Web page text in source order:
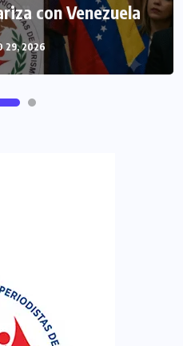
con Venezuela
29, 2026